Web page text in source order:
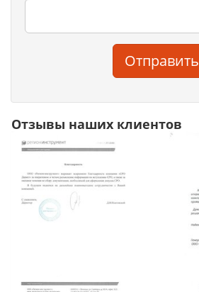
Отправить
Отзывы наших клиентов